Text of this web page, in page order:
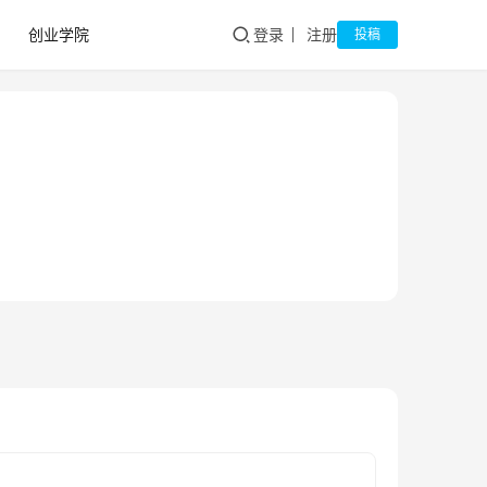
创业学院 登录 注册 投稿